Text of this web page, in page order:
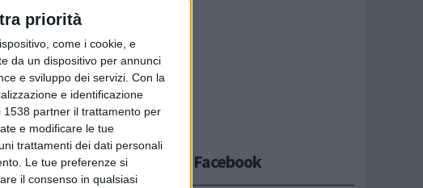
priorità
come i cookie, e
da un dispositivo per annunci
e sviluppo dei servizi. Con la
e identificazione
partner il trattamento per
e modificare le tue
trattamenti dei dati personali
Le tue preferenze si
il consenso in qualsiasi
il quale
fronte ad una
è servito a
con
Seguici su Facebook